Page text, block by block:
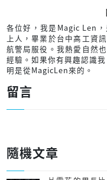
各位好，我是Magic Len
上人，畢業於台中高工資
航警局服役。我熱愛自然
經驗。如果你有興趣認識
明是從MagicLen來的。
留言
隨機文章